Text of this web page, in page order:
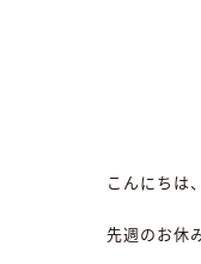
こんにちは
先週のお休